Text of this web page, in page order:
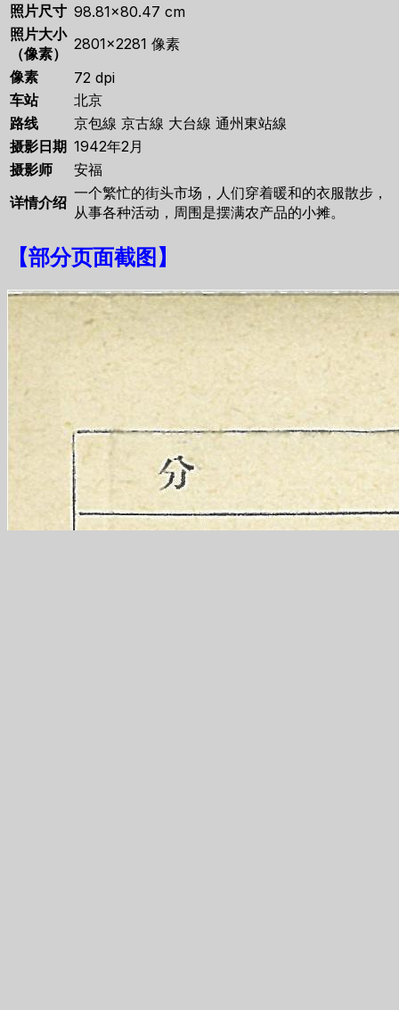
照片尺寸 98.81×80.47 cm
照片大小
（像素）
2801×2281 像素
像素
72 dpi
车站
北京
路线
京包線 京古線 大台線 通州東站線
摄影日期 1942年2月
摄影师
安福
详情介绍
一个繁忙的街头市场，人们穿着暖和的衣服散步，
从事各种活动，周围是摆满农产品的小摊。
【部分页面截图 】